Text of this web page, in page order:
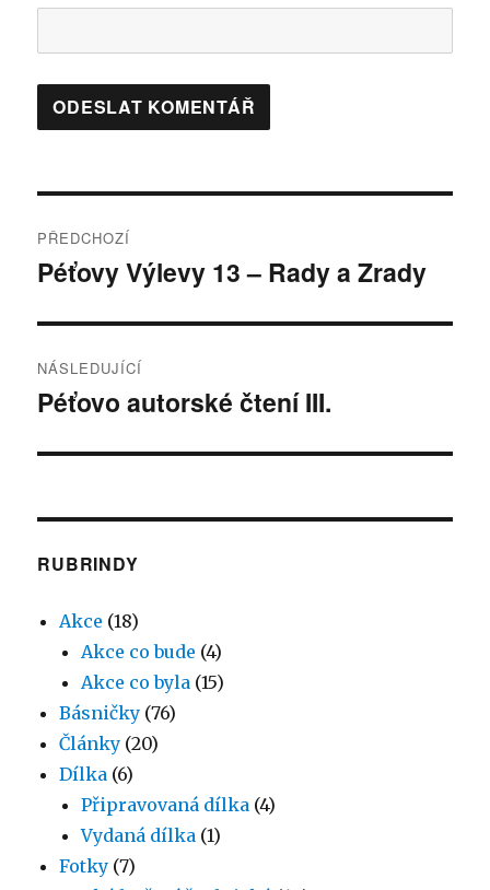
pro
PŘEDCHOZÍ
Předchozí
Péťovy Výlevy 13 – Rady a Zrady
NÁSLEDUJÍCÍ
Následující
Péťovo autorské čtení III.
RUBRINDY
Akce (18)
Akce co bude (4)
Akce co byla (15)
Básničky (76)
Články (20)
Dílka (6)
Připravovaná dílka (4)
Vydaná dílka (1)
Fotky (7)